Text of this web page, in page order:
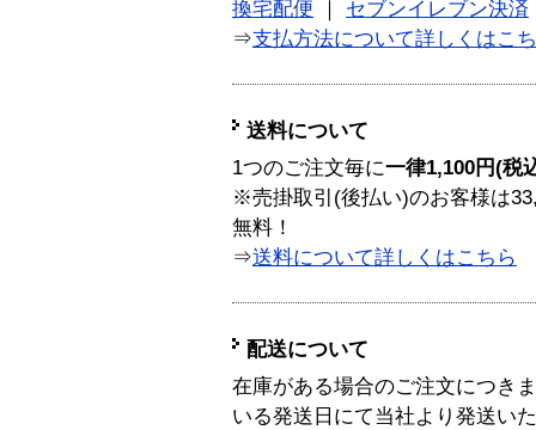
換宅配便 ｜ セブンイレブン決済
⇒支払方法について詳しくはこ
送料について
1つのご注文毎に一律1,100円(税
※売掛取引(後払い)のお客様は
無料！
⇒送料について詳しくはこちら
配送について
在庫がある場合のご注文につき
いる発送日にて当社より発送い